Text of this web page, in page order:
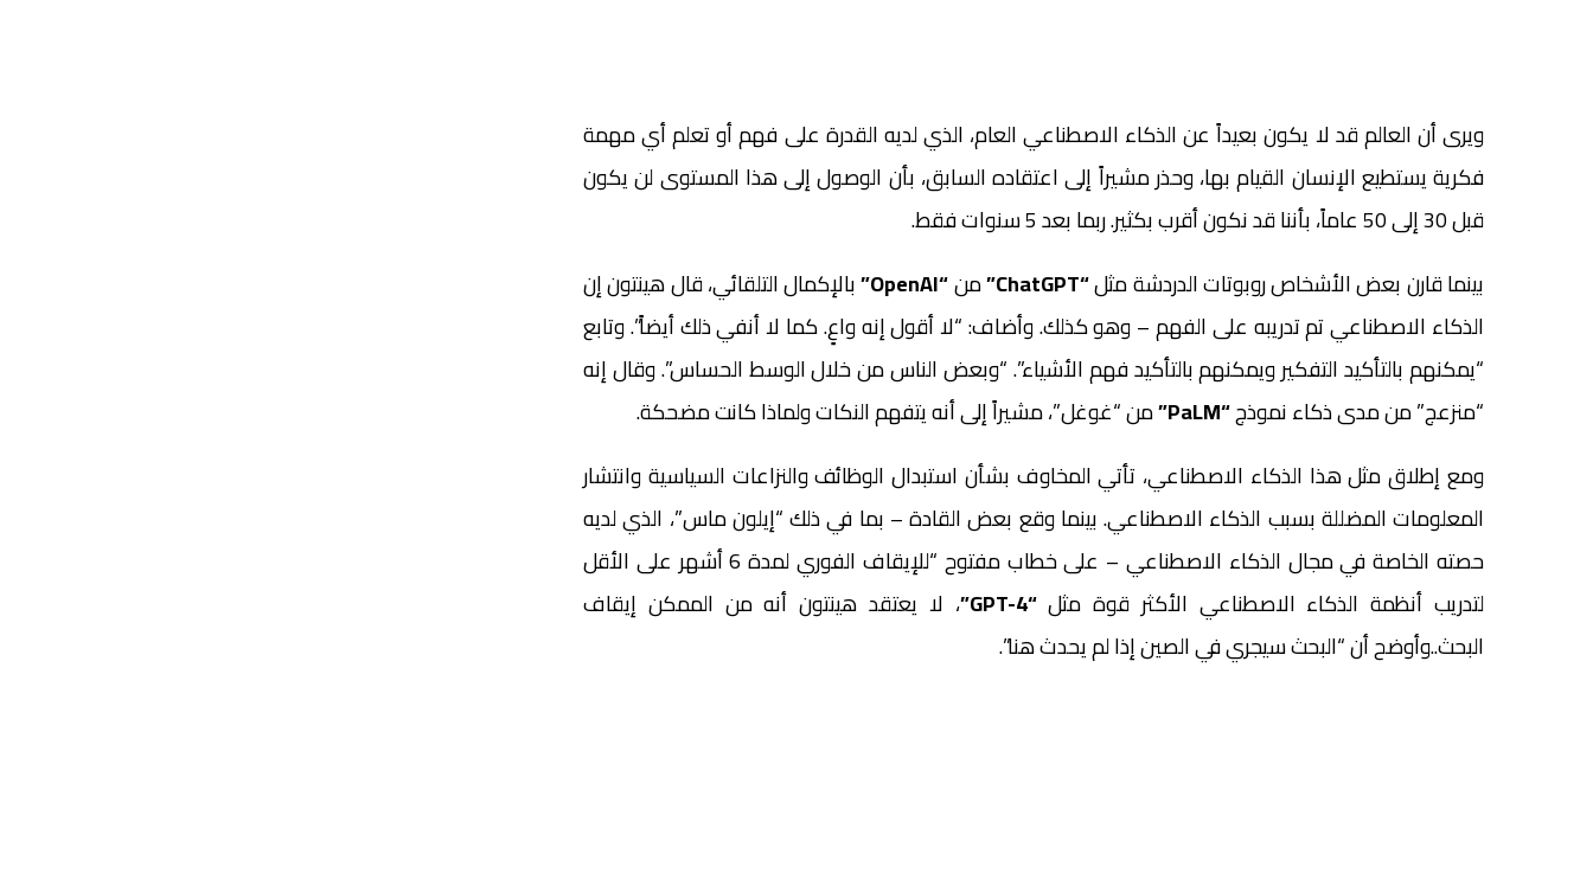
ويرى أن العالم قد لا يكون بعيداً عن الذكاء الاصطناعي العام، الذي لديه القدرة على فهم أو تعلم أي مهمة
فكرية يستطيع الإنسان القيام بها، وحذر مشيراً إلى اعتقاده السابق، بأن الوصول إلى هذا المستوى لن يكون
قبل 30 إلى 50 عاماً، بأننا قد نكون أقرب بكثير. ربما بعد 5 سنوات فقط.
بينما قارن بعض الأشخاص روبوتات الدردشة مثل“ChatGPT” من“OpenAI”
بالإكمال التلقائي، قال هينتون إن
الذكاء الاصطناعي تم تدريبه على الفهم – وهو كذلك. وأضاف: “لا أقول إنه واعٍ. كما لا أنفي ذلك أيضاً”. وتابع
“يمكنهم بالتأكيد التفكير ويمكنهم بالتأكيد فهم الأشياء”. “وبعض الناس من خلال الوسط الحساس”. وقال إنه
“منزعج” من مدى ذكاء نموذج“PaLM”
من “غوغل”، مشيراً إلى أنه يتفهم النكات ولماذا كانت مضحكة.
ومع إطلاق مثل هذا الذكاء الاصطناعي، تأتي المخاوف بشأن استبدال الوظائف والنزاعات السياسية وانتشار
المعلومات المضللة بسبب الذكاء الاصطناعي. بينما وقع بعض القادة – بما في ذلك “إيلون ماس”، الذي لديه
حصته الخاصة في مجال الذكاء الاصطناعي – على خطاب مفتوح “للإيقاف الفوري لمدة 6 أشهر على الأقل
لتدريب أنظمة الذكاء الاصطناعي الأكثر قوة مثل“GPT-4”
، لا يعتقد هينتون أنه من الممكن إيقاف
البحث..وأوضح أن “البحث سيجري في الصين إذا لم يحدث هنا”.